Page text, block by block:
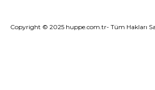
Copyright © 2025 huppe.com.tr- Tüm Hakları